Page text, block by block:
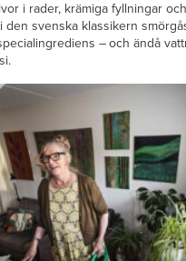
i rader, krämiga fyllningar
den svenska klassikern
– och ändå